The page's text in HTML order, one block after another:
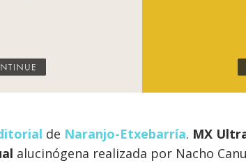
de Naranjo-Etxebarría. MX
alucinógena realizada por Nacho